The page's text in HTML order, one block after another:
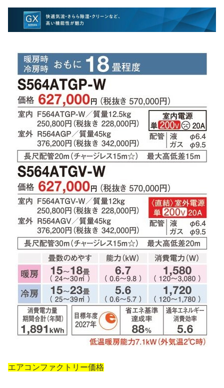
エアコンファクトリー価格